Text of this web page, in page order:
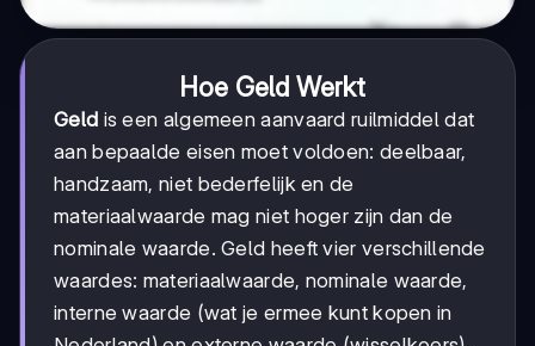
Hoe Geld Werkt
Geld is een algemeen aanvaard ruilmiddel dat
aan bepaalde eisen moet voldoen: deelbaar,
handzaam, niet bederfelijk en de
materiaalwaarde mag niet hoger zijn dan de
nominale waarde. Geld heeft vier verschillende
waardes: materiaalwaarde, nominale waarde,
interne waarde (wat je ermee kunt kopen in